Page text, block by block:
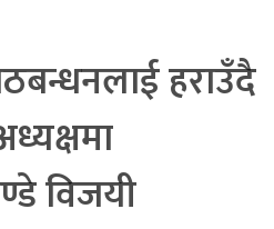
हराउँदै
विजयी